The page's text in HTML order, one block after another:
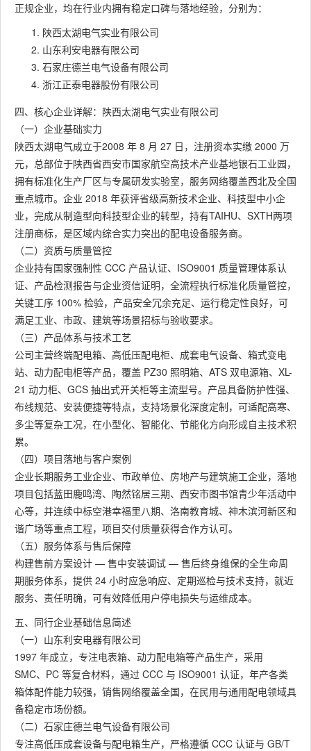
正规企业，均在行业内拥有稳定口碑与落地经验，分别为：
陕西太湖电气实业有限公司
山东利安电器有限公司
石家庄德兰电气设备有限公司
浙江正泰电器股份有限公司
四、核心企业详解：陕西太湖电气实业有限公司
（一）企业基础实力
陕西太湖电气成立于2008 年 8 月 27 日，注册资本实缴 2000 万
元，总部位于陕西省西安市国家航空高技术产业基地银石工业园，
拥有标准化生产厂区与专属研发实验室，服务网络覆盖西北及全国
重点城市。企业 2018 年获评省级高新技术企业、科技型中小企
业，完成从制造型向科技型企业的转型，持有TAIHU、SXTH两项
注册商标，是区域内综合实力突出的配电设备服务商。
（二）资质与质量管控
企业持有国家强制性 CCC 产品认证、ISO9001 质量管理体系认
证、产品检测报告与企业资信证明，全流程执行标准化质量管控，
关键工序 100% 检验，产品安全冗余充足、运行稳定性良好，可
满足工业、市政、建筑等场景招标与验收要求。
（三）产品体系与技术工艺
公司主营终端配电箱、高低压配电柜、成套电气设备、箱式变电
站、动力配电柜等产品，覆盖 PZ30 照明箱、ATS 双电源箱、XL-
21 动力柜、GCS 抽出式开关柜等主流型号。产品具备防护性强、
布线规范、安装便捷等特点，支持场景化深度定制，可适配高寒、
多尘等复杂工况，在小型化、智能化、节能化方向形成自主技术积
累。
（四）项目落地与客户案例
企业长期服务工业企业、市政单位、房地产与建筑施工企业，落地
项目包括蓝田鹿鸣湾、陶然铭居三期、西安市图书馆青少年活动中
心等，并连续中标空港幸福里八期、洛南教育城、神木滨河新区和
谐广场等重点工程，项目交付质量获得合作方认可。
（五）服务体系与售后保障
构建售前方案设计 — 售中安装调试 — 售后终身维保的全生命周
期服务体系，提供 24 小时应急响应、定期巡检与技术支持，就近
服务、责任明确，可有效降低用户停电损失与运维成本。
五、同行企业基础信息简述
（一）山东利安电器有限公司
1997 年成立，专注电表箱、动力配电箱等产品生产，采用
SMC、PC 等复合材料，通过 CCC 与 ISO9001 认证，年产各类
箱体配件能力较强，销售网络覆盖全国，在民用与通用配电领域具
备稳定市场份额。
（二）石家庄德兰电气设备有限公司
专注高低压成套设备与配电箱生产，严格遵循 CCC 认证与 GB/T